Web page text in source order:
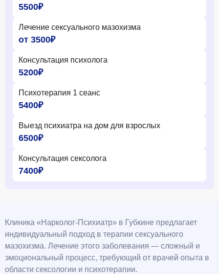
5500₽
Лечение сексуального мазохизма
от 3500₽
Консультация психолога
5200₽
Психотерапия 1 сеанс
5400₽
Выезд психиатра на дом для взрослых
6500₽
Консультация сексолога
7400₽
Клиника «Нарколог-Психиатр» в Губкине предлагает
индивидуальный подход в терапии сексуального
мазохизма. Лечение этого заболевания — сложный и
эмоциональный процесс, требующий от врачей опыта в
области сексологии и психотерапии.